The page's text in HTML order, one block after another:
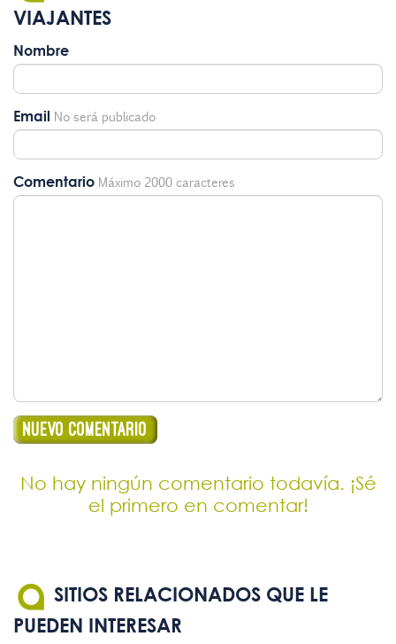
VIAJANTES
Nombre
Email No será publicado
Comentario Máximo 2000 caracteres
No hay ningún comentario todavía. ¡Sé
el primero en comentar!
SITIOS RELACIONADOS QUE LE
PUEDEN INTERESAR